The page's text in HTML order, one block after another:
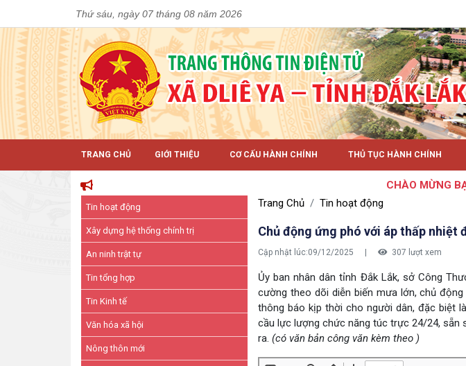
Thứ sáu, ngày 07 tháng 08 năm 2026
TRANG CHỦ GIỚI THIỆU CƠ CẤU HÀNH CHÍNH THỦ TỤC HÀNH CHÍNH
CHÀO MỪNG BẠN
Tin hoạt động
Xây dựng hệ thống chính trị
An ninh trật tự
Tin tổng hợp
Tin Kinh tế
Văn hóa xã hội
Nông thôn mới
Trang Chủ Tin hoạt động
Chủ động ứng phó với áp thấp nhiệt
Cập nhật lúc:09/12/2025 307 lượt xem
Ủy ban nhân dân tỉnh Đắk Lắk, sở Công
cường theo dõi diễn biến mưa lớn, chủ
thông báo kịp thời cho người dân, đặc biệt
cầu lực lượng chức năng túc trực 24/24, sẵn
ra. (có văn bản công văn kèm theo )